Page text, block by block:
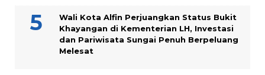
Wali Kota Alfin Perjuangkan Status Bukit
Khayangan di Kementerian LH, Investasi
dan Pariwisata Sungai Penuh Berpeluang
Melesat